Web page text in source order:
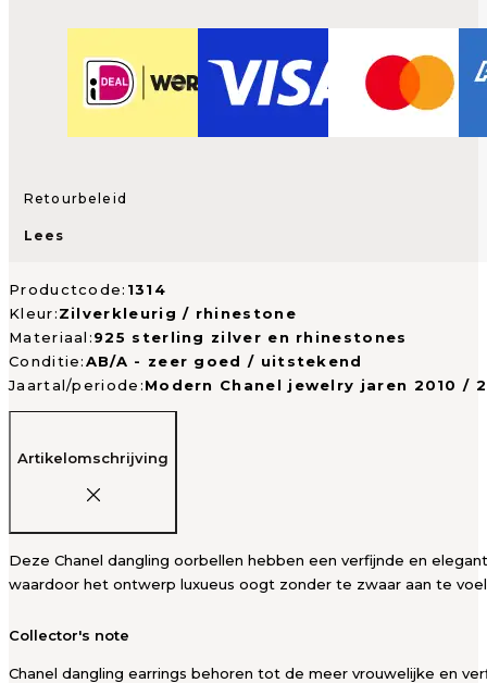
Retourbeleid
Lees
Productcode: 1314
Kleur:Zilverkleurig / rhinestone
Materiaal:925 sterling zilver en rhinestones
Conditie:AB/A - zeer goed / uitstekend
Jaartal/periode:Modern Chanel jewelry jaren 2010 /
Artikelomschrijving
Deze Chanel dangling oorbellen hebben een verfijnde en
waardoor het ontwerp luxueus oogt zonder te zwaar aan te
Collector's note
Chanel dangling earrings behoren tot de meer vrouwelijke en